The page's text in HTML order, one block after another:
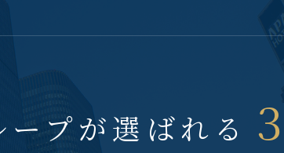
プが選ばれる ３